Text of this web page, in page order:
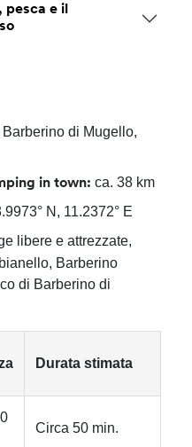
pesca e il
di Mugello,
in town: ca. 38 km
N, 11.2372° E
libere e attrezzate,
Barberino
di Barberino di
Durata stimata
Circa 50 min.